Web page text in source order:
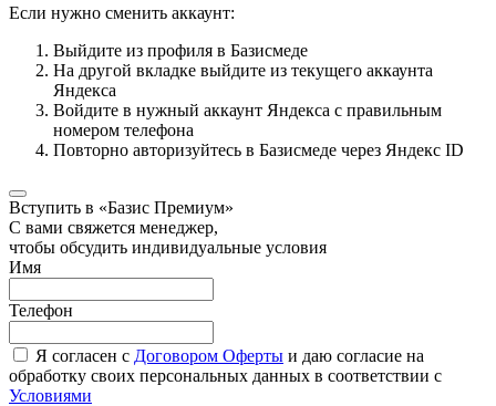
Если нужно сменить аккаунт:
Выйдите из профиля в Базисмеде
На другой вкладке выйдите из текущего аккаунта
Яндекса
Войдите в нужный аккаунт Яндекса с правильным
номером телефона
Повторно авторизуйтесь в Базисмеде через Яндекс ID
Вступить в «Базис Премиум»
С вами свяжется менеджер,
чтобы обсудить индивидуальные условия
Имя
Телефон
Я согласен с Договором Оферты и даю согласие на
обработку своих персональных данных в соответствии с
Условиями